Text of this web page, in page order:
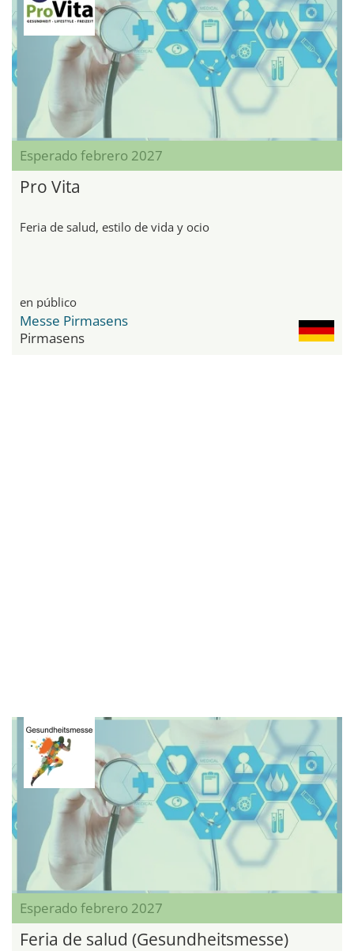
Esperado febrero 2027
Pro Vita
Feria de salud, estilo de vida y ocio
en público
Messe Pirmasens
Pirmasens
Esperado febrero 2027
Feria de salud (Gesundheitsmesse)